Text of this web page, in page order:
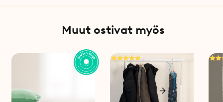
Muut ostivat myös